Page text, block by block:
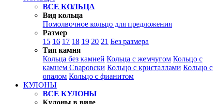
ВСЕ КОЛЬЦА
Вид кольца
Помолвочное кольцо для предложения
Размер
15 16 17 18 19 20 21 Без размера
Тип камня
Кольца без камней Кольца с жемчугом Кольцо с
камнем Сваровски Кольцо с кристаллами Кольцо с
опалом Кольцо с фианитом
КУЛОНЫ
ВСЕ КУЛОНЫ
Кулоны в виде